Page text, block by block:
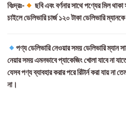
বিঃদ্রঃ-
ছবি এবং বর্ণনার সাথে পণ্যের মিল
চাইলে ডেলিভারি চার্জ ১২০ টাকা ডেলিভারি
পণ্য ডেলিভারি নেওয়ার সময় ডেলিভারি ম্যান
নেয়ার সময় এমনভাবে প্যাকেজিং খোলা যাবে না
যেসব পণ্য ব্যাবহার করার পরে রিটার্ন করা যায় না
না।